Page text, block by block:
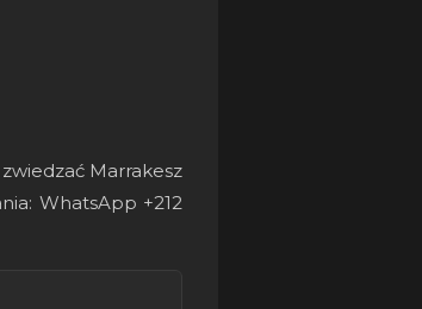
Marrakesz
WhatsApp +212